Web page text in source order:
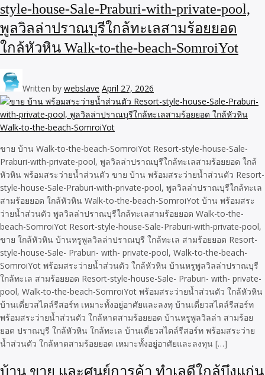
style-house-Sale-Praburi-with-private-pool,
พูลวิลล่าปราณบุรีใกล้ทะเลสามร้อยยอด
ใกล้หัวหิน Walk-to-the-beach-SomroiYot
Written by webslave April 27, 2026
ขาย บ้าน Walk-to-the-beach-SomroiYot Resort-style-house-Sale-
Praburi-with-private-pool, พูลวิลล่าปราณบุรีใกล้ทะเลสามร้อยยอด ใกล้
หัวหิน พร้อมสระว่ายน้ำส่วนตัว ขาย บ้าน พร้อมสระว่ายน้ำส่วนตัว Resort-
style-house-Sale-Praburi-with-private-pool, พูลวิลล่าปราณบุรีใกล้ทะเล
สามร้อยยอด ใกล้หัวหิน Walk-to-the-beach-SomroiYot บ้าน พร้อมสระ
ว่ายน้ำส่วนตัว พูลวิลล่าปราณบุรีใกล้ทะเลสามร้อยยอด Walk-to-the-
beach-SomroiYot Resort-style-house-Sale-Praburi-with-private-pool,
ขาย ใกล้หัวหิน บ้านหรูพูลวิลล่าปราณบุรี ใกล้ทะเล สามร้อยยอด Resort-
style-house-Sale- Praburi- with- private-pool, Walk-to-the-beach-
SomroiYot พร้อมสระว่ายน้ำส่วนตัว ใกล้หัวหิน บ้านหรูพูลวิลล่าปราณบุรี
ใกล้ทะเล สามร้อยยอด Resort-style-house-Sale- Praburi- with- private-
pool, Walk-to-the-beach-SomroiYot พร้อมสระว่ายน้ำส่วนตัว ใกล้หัวหิน
บ้านเดี่ยวสไตล์รีสอร์ท เหมาะทั้งอยู่อาศัยและลงทุ บ้านเดี่ยวสไตล์รีสอร์ท
พร้อมสระว่ายน้ำส่วนตัว ใกล้หาดสามร้อยยอด บ้านหรูพูลวิลล่า สามร้อย
ยอด ปราณบุรี ใกล้หัวหิน ใกล้ทะเล บ้านเดี่ยวสไตล์รีสอร์ท พร้อมสระว่าย
น้ำส่วนตัว ใกล้หาดสามร้อยยอด เหมาะทั้งอยู่อาศัยและลงทุน […]
บ้าน ขาย และศูนย์การค้า ทำเลดีใกล้บึงแก่น